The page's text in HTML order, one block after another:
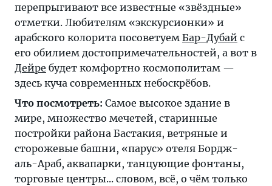
перепрыгивают все известные «звёздные»
отметки. Любителям «экскурсионки» и
арабского колорита посоветуем Бар-Дубай с
его обилием достопримечательностей, а вот в
Дейре будет комфортно космополитам —
здесь куча современных небоскрёбов.
Что посмотреть: Самое высокое здание в
мире, множество мечетей, старинные
постройки района Бастакия, ветряные и
сторожевые башни, «парус» отеля Бордж-
аль-Араб, аквапарки, танцующие фонтаны,
торговые центры... словом, всё, о чём только